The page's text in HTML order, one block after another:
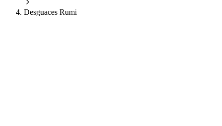
Desguaces Rumi